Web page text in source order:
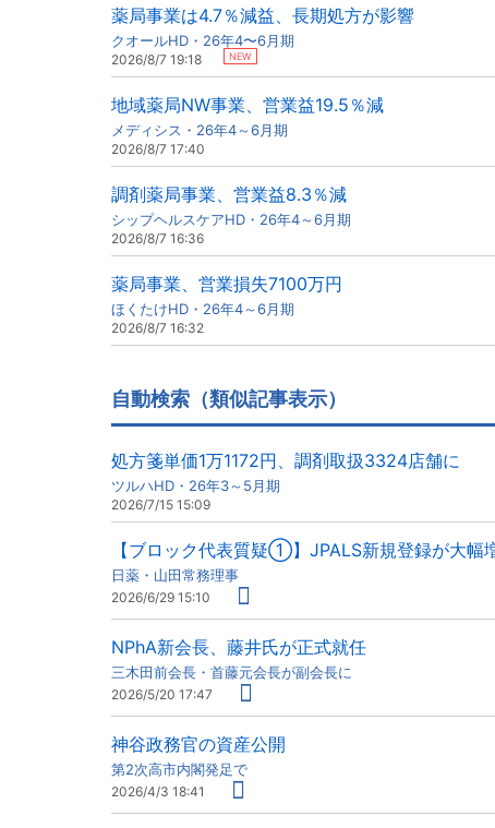
薬局事業は4.7％減益、長期処方が影響
クオールHD・26年4〜6月期
2026/8/7 19:18 NEW
地域薬局NW事業、営業益19.5％減
メディシス・26年4～6月期
2026/8/7 17:40
調剤薬局事業、営業益8.3％減
シップヘルスケアHD・26年4～6月期
2026/8/7 16:36
薬局事業、営業損失7100万円
ほくたけHD・26年4～6月期
2026/8/7 16:32
自動検索（類似記事表示）
処方箋単価1万1172円、調剤取扱3324店舗に
ツルハHD・26年3～5月期
2026/7/15 15:09
【ブロック代表質疑①】JPALS新規登録が大幅
日薬・山田常務理事
2026/6/29 15:10
NPhA新会長、藤井氏が正式就任
三木田前会長・首藤元会長が副会長に
2026/5/20 17:47
神谷政務官の資産公開
第2次高市内閣発足で
2026/4/3 18:41